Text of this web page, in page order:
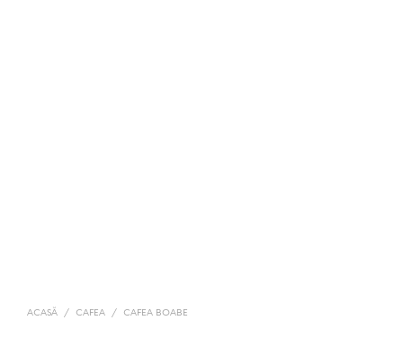
ACASĂ / CAFEA / CAFEA BOABE